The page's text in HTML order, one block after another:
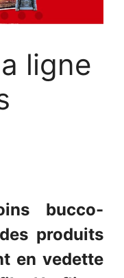
ligne
bucco-
produits
en vedette